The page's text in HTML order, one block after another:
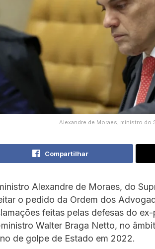
Alexandre de Moraes, ministro do
Compartilhar
Alexandre de Moraes, do
o pedido da Ordem dos
feitas pelas defesas do
Walter Braga Netto, no
de golpe de Estado em 2022.